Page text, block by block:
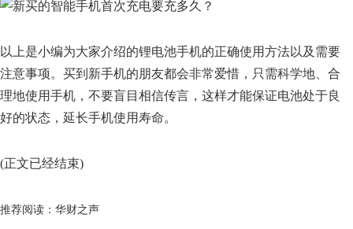
以上是小编为大家介绍的锂电池手机的正确使用方法以及需要
注意事项。买到新手机的朋友都会非常爱惜，只需科学地、合
理地使用手机，不要盲目相信传言，这样才能保证电池处于良
好的状态，延长手机使用寿命。
(正文已经结束)
推荐阅读： 华财之声